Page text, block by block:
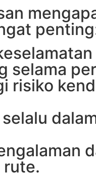
selama
risiko
rute.